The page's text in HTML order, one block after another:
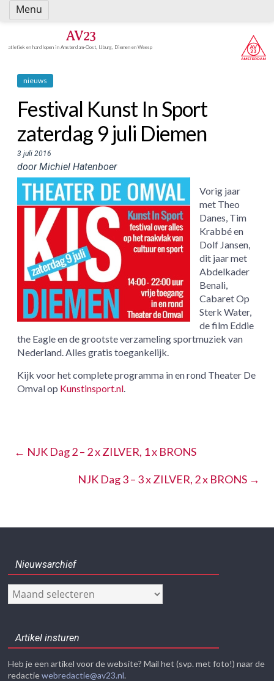
Spring
naar
AV23
atletiek en hardlopen in Amsterdam-Oost, IJburg, Diemen en Weesp
nieuws
Festival Kunst In Sport
zaterdag 9 juli Diemen
3 juli 2016
door Michiel Hatenboer
Vorig jaar
met Theo
Danes, Tim
Krabbé en
Dolf Jansen,
dit jaar met
Abdelkader
Benali,
Cabaret Op
Sterk Water,
de film Eddie
the Eagle en de grootste verzameling sportmuziek van
Nederland. Alles gratis toegankelijk.
Kijk voor het complete programma in en rond Theater De
Omval op Kunstinsport.nl.
← NJK Dag 2 – 2 x ZILVER, 1 x BRONS
NJK Dag 3 – 3 x ZILVER, 2 x BRONS →
Nieuwsarchief
Nieuwsarchief
Artikel insturen
Heb je een artikel voor de website? Mail het (svp. met foto!) naar de
redactiewebredactie@av23.nl.
Menu